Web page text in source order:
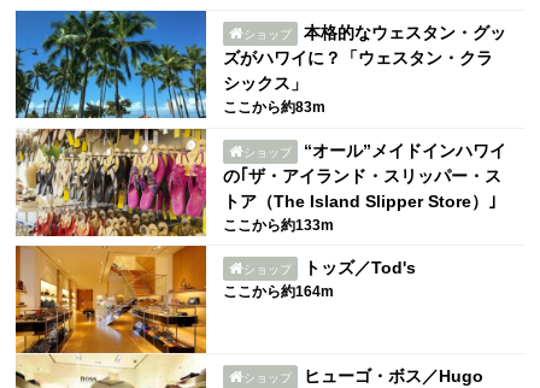
ショップ
本格的なウェスタン・グッ
ズがハワイに？「ウェスタン・クラ
シックス」
ここから約83m
ショップ
“オール”メイドインハワイ
の｢ザ・アイランド・スリッパー・ス
トア（The Island Slipper Store）｣
ここから約133m
ショップ トッズ／Tod's
ここから約164m
ショップ
ヒューゴ・ボス／Hugo